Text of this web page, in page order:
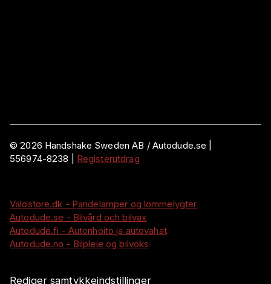
©2026 Handshake Sweden AB / Autodude.se |
556974-8238
Registerutdrag
Valostore.dk - Pandelamper og lommelygter
Autodude.se - Bilvård och bilvax
Autodude.fi - Autonhoito ja autovahat
Autodude.no - Bilpleie og bilvoks
Rediger samtykkeindstillinger